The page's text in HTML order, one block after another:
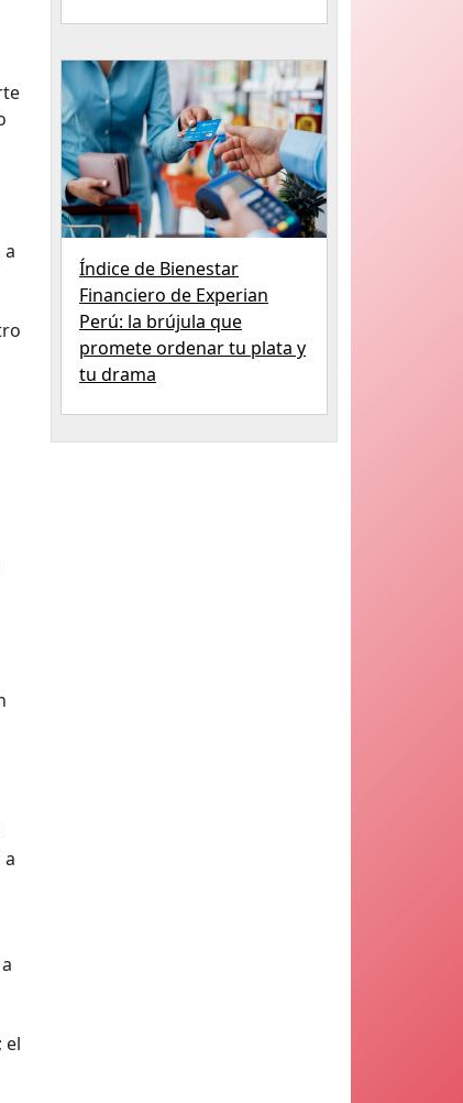
el
Índice de Bienestar
Financiero de Experian
Perú: la brújula que
promete ordenar tu plata y
tu drama